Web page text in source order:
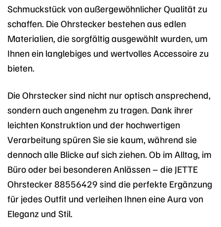
Schmuckstück von außergewöhnlicher Qualität zu
schaffen. Die Ohrstecker bestehen aus edlen
Materialien, die sorgfältig ausgewählt wurden, um
Ihnen ein langlebiges und wertvolles Accessoire zu
bieten.
Die Ohrstecker sind nicht nur optisch ansprechend,
sondern auch angenehm zu tragen. Dank ihrer
leichten Konstruktion und der hochwertigen
Verarbeitung spüren Sie sie kaum, während sie
dennoch alle Blicke auf sich ziehen. Ob im Alltag, im
Büro oder bei besonderen Anlässen – die JETTE
Ohrstecker 88556429 sind die perfekte Ergänzung
für jedes Outfit und verleihen Ihnen eine Aura von
Eleganz und Stil.